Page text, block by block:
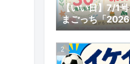
【いい日】7/1
まごっち「
グ」予約スター
予約情報